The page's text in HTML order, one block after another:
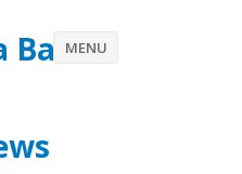
Batu
MENU